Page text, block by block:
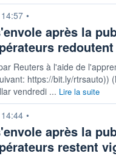
14:57 •
après la
Reuters à l'aide de
https://bit.ly/
vendredi ... Lire la suite
14:44 •
après la
restent